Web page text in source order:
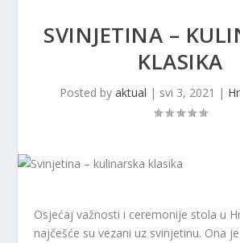
SVINJETINA –
KLASIKA
Posted by aktual | svi 3, 2021 |
Osjećaj važnosti i ceremonije stola u
najčešće su vezani uz svinjetinu. Ona